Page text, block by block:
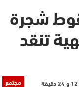
شجرة
تنقد
مجتمع